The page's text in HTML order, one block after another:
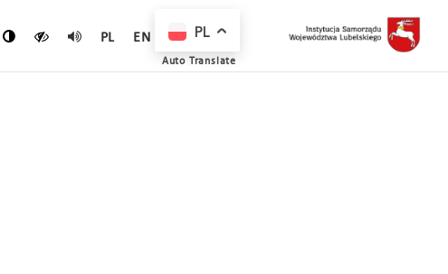
PL EN PL
Auto Translate